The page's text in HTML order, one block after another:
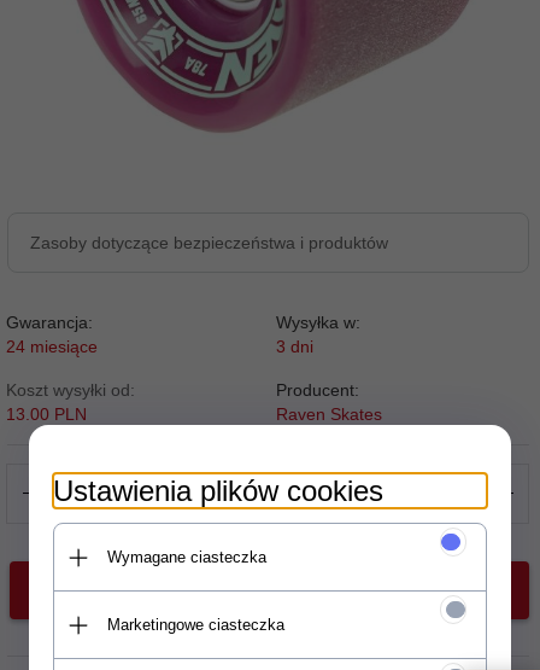
Zasoby dotyczące bezpieczeństwa i produktów
Gwarancja:
24 miesiące
Wysyłka w:
3 dni
Koszt wysyłki od:
13.00 PLN
Producent:
Raven Skates
DODAJ DO KOSZYKA
Ustawienia plików cookies
Wymagane ciasteczka
Marketingowe ciasteczka